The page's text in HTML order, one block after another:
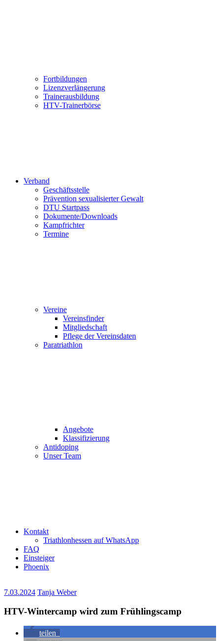
Fortbildungen
Lizenzverlängerung
Trainerausbildung
HTV-Trainerbörse
Verband
Geschäftsstelle
Prävention sexualisierter Gewalt
DTU Startpass
Dokumente/Downloads
Kampfrichter
Termine
Vereine
Vereinsfinder
Mitgliedschaft
Pflege der Vereinsdaten
Paratriathlon
Angebote
Klassifizierung
Antidoping
Unser Team
Kontakt
Triathlonhessen auf WhatsApp
FAQ
Einsteiger
Phoenix
7.03.2024 Tanja Weber
HTV-Wintercamp wird zum Frühlingscamp
teilen